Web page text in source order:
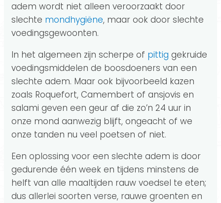
adem wordt niet alleen veroorzaakt door
slechte mondhygiëne, maar ook door slechte
voedingsgewoonten.
In het algemeen zijn scherpe of pittig gekruide
voedingsmiddelen de boosdoeners van een
slechte adem. Maar ook bijvoorbeeld kazen
zoals Roquefort, Camembert of ansjovis en
salami geven een geur af die zo’n 24 uur in
onze mond aanwezig blijft, ongeacht of we
onze tanden nu veel poetsen of niet.
Een oplossing voor een slechte adem is door
gedurende één week en tijdens minstens de
helft van alle maaltijden rauw voedsel te eten;
dus allerlei soorten verse, rauwe groenten en